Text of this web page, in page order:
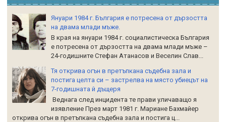
Януари 1984 г. България е потресена от дързостта
на двама млади мъже.
В края на януари 1984 г. социалистическа България
е потресена от дързостта на двама млади мъже –
24-годишните Стефан Атанасов и Веселин Слав...
Тя открива огън в претъпкана съдебна зала и
постига целта си – застрелва на място убиецът на
7-годишната й дъщеря
Веднага след инцидента те прави уличаващо я
изявление През март 1981 г. Мариане Бахмайер
открива огън в претъпкана съдебна зала и постига ц...